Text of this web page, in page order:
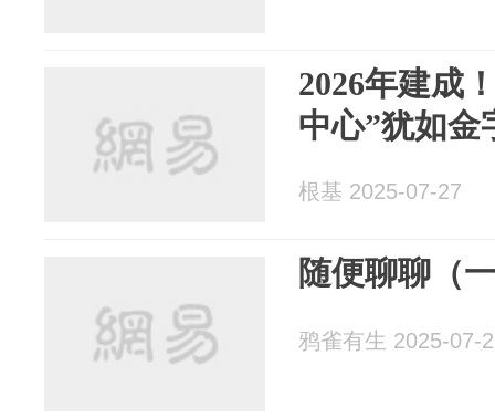
2026年建成
中心”犹如金
根基 2025-07-27
随便聊聊（
鸦雀有生 2025-07-